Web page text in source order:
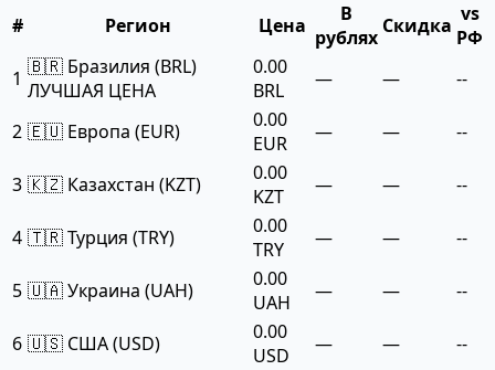
#
Регион Цена
В
рублях Скидка vs
РФ
1 🇧🇷 Бразилия (BRL)
ЛУЧШАЯ ЦЕНА
0.00
BRL
— — --
2 🇪🇺 Европа (EUR)
0.00
EUR
— — --
3 🇰🇿 Казахстан (KZT)
0.00
KZT
— — --
4 🇹🇷 Турция (TRY)
0.00
TRY
— — --
5 🇺🇦 Украина (UAH)
0.00
UAH
— — --
6 🇺🇸 США (USD)
0.00
USD
— — --